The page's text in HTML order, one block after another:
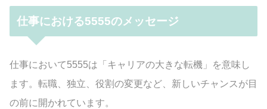
仕事における5555のメッセージ
仕事において5555は「キャリアの大きな転機」を意味し
ます。転職、独立、役割の変更など、新しいチャンスが目
の前に開かれています。